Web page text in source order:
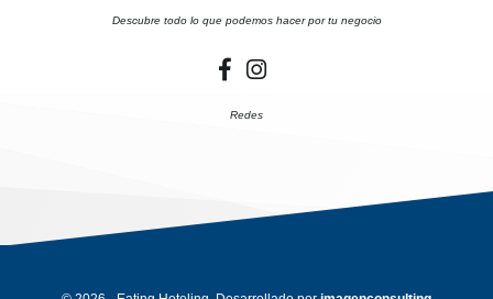
Descubre todo lo que podemos hacer por tu negocio
Redes